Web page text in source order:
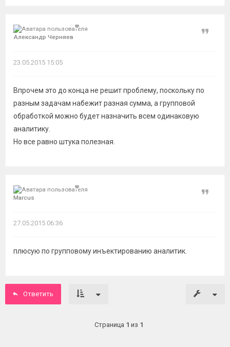
Александр Черняев
Цитата
23.05.2015 15:05
Впрочем это до конца не решит проблему, поскольку по
разным задачам набежит разная сумма, а групповой
обработкой можно будет назначить всем одинаковую
аналитику.
Но все равно штука полезная.
Marcus
Цитата
27.05.2015 06:36
плюсую по групповому инъектированию аналитик.
Ответить
Страница 1 из 1